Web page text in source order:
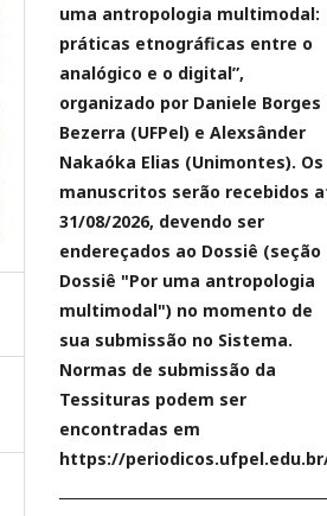
uma antropologia multimodal:
práticas etnográficas entre o
analógico e o digital”,
organizado por Daniele Borges
Bezerra (UFPel) e Alexsânder
Nakaóka Elias (Unimontes). Os
manuscritos serão recebidos
31/08/2026, devendo ser
endereçados ao Dossiê (seção
Dossiê "Por uma antropologia
multimodal") no momento de
sua submissão no Sistema.
Normas de submissão da
Tessituras podem ser
encontradas em
https://